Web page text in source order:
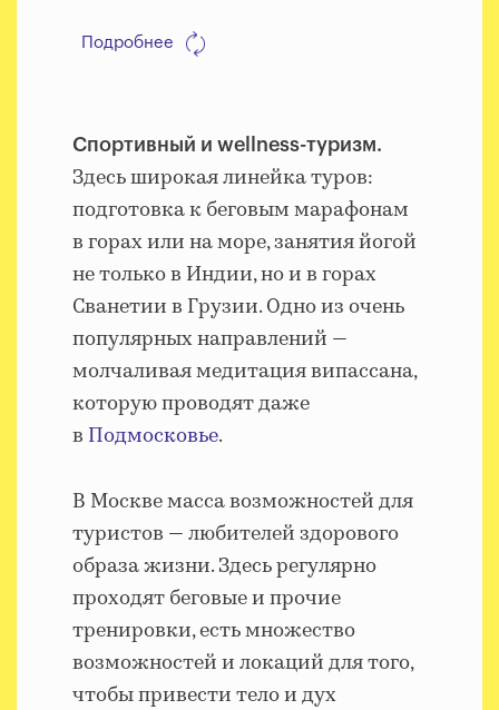
Подробнее
Спортивный и wellness-туризм.
Здесь широкая линейка туров:
подготовка к беговым марафонам
в горах или на море, занятия йогой
не только в Индии, но и в горах
Сванетии в Грузии. Одно из очень
популярных направлений —
молчаливая медитация випассана,
которую проводят даже
в Подмосковье.
В Москве масса возможностей для
туристов — любителей здорового
образа жизни. Здесь регулярно
проходят беговые и прочие
тренировки, есть множество
возможностей и локаций для того,
чтобы привести тело и дух